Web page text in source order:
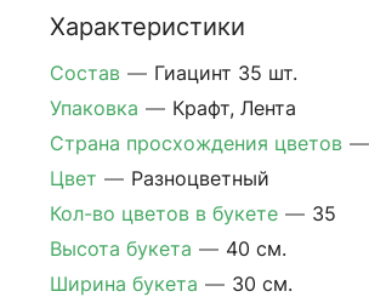
Характеристики
Состав — Гиацинт 35 шт.
Упаковка — Крафт, Лента
Страна просхождения цветов —
Цвет — Разноцветный
Кол-во цветов в букете — 35
Высота букета — 40 см.
Ширина букета — 30 см.